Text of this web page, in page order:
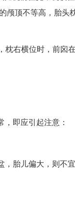
颅顶不等高，胎头
右横位时，前囟
即应引起注意：
胎儿偏大，则不